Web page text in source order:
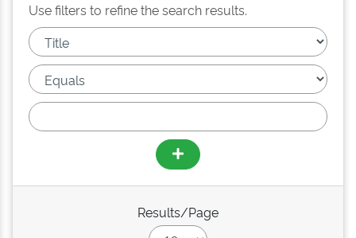
Use filters to refine the search results.
Results/Page